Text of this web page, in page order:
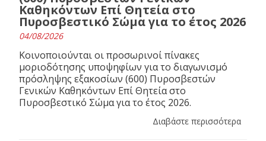
Καθηκόντων Επί Θητεία στο
Πυροσβεστικό Σώμα για το έτος 2026
04/08/2026
Κοινοποιούνται οι προσωρινοί πίνακες
μοριοδότησης υποψηφίων για το διαγωνισμό
πρόσληψης εξακοσίων (600) Πυροσβεστών
Γενικών Καθηκόντων Επί Θητεία στο
Πυροσβεστικό Σώμα για το έτος 2026.
Διαβάστε περισσότερα